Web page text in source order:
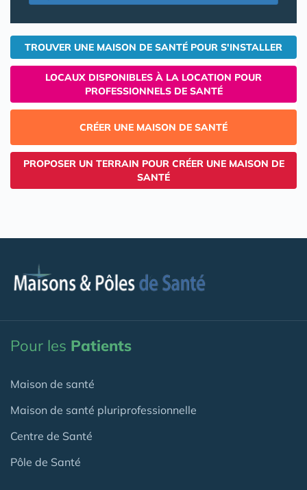
TROUVER UNE MAISON DE SANTÉ POUR S'INSTALLER
LOCAUX DISPONIBLES À LA LOCATION POUR
PROFESSIONNELS DE SANTÉ
CRÉER UNE MAISON DE SANTÉ
PROPOSER UN TERRAIN POUR CRÉER UNE MAISON DE
SANTÉ
Pour les Patients
Maison de santé
Maison de santé pluriprofessionnelle
Centre de Santé
Pôle de Santé